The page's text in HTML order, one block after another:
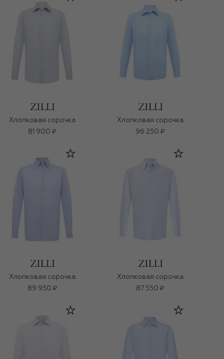
Хлопковая сорочка
81 900 ₽
Хлопковая сорочка
96 250 ₽
Хлопковая сорочка
89 950 ₽
Хлопковая сорочка
87 550 ₽